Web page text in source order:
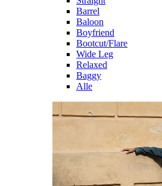
Barrel
Baloon
Boyfriend
Bootcut/Flare
Wide Leg
Relaxed
Baggy
Alle